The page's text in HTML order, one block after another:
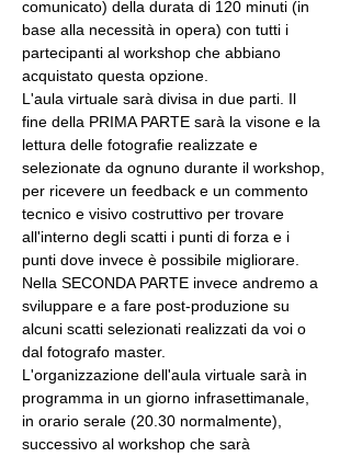
comunicato) della durata di 120 minuti (in
base alla necessità in opera) con tutti i
partecipanti al workshop che abbiano
acquistato questa opzione.
L'aula virtuale sarà divisa in due parti. Il
fine della PRIMA PARTE sarà la visone e la
lettura delle fotografie realizzate e
selezionate da ognuno durante il workshop,
per ricevere un feedback e un commento
tecnico e visivo costruttivo per trovare
all'interno degli scatti i punti di forza e i
punti dove invece è possibile migliorare.
Nella SECONDA PARTE invece andremo a
sviluppare e a fare post-produzione su
alcuni scatti selezionati realizzati da voi o
dal fotografo master.
L'organizzazione dell'aula virtuale sarà in
programma in un giorno infrasettimanale,
in orario serale (20.30 normalmente),
successivo al workshop che sarà